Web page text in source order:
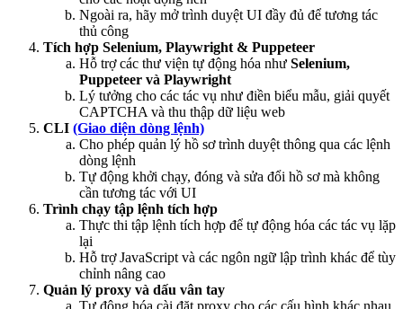
Ngoài ra, hãy mở trình duyệt UI đầy đủ để tương tác
thủ công
Tích hợp Selenium, Playwright & Puppeteer
Hỗ trợ các thư viện tự động hóa như Selenium,
Puppeteer và Playwright
Lý tưởng cho các tác vụ như điền biểu mẫu, giải quyết
CAPTCHA và thu thập dữ liệu web
CLI (Giao diện dòng lệnh)
Cho phép quản lý hồ sơ trình duyệt thông qua các lệnh
dòng lệnh
Tự động khởi chạy, đóng và sửa đổi hồ sơ mà không
cần tương tác với UI
Trình chạy tập lệnh tích hợp
Thực thi tập lệnh tích hợp để tự động hóa các tác vụ lặp
lại
Hỗ trợ JavaScript và các ngôn ngữ lập trình khác để tùy
chỉnh nâng cao
Quản lý proxy và dấu vân tay